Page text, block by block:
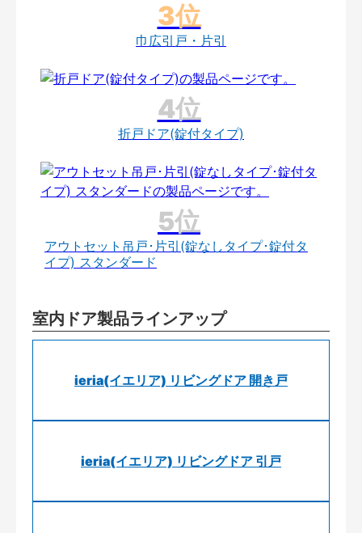
巾広引戸・片引
折戸ドア(錠付タイプ)
アウトセット吊戸･片引(錠なしタイプ･錠付タ
イプ) スタンダード
室内ドア製品ラインアップ
ieria(イエリア) リビングドア 開き戸
ieria(イエリア) リビングドア 引戸